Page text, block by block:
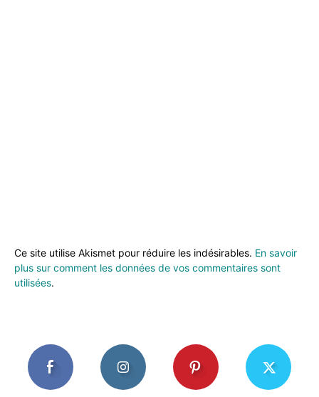
Ce site utilise Akismet pour réduire les indésirables. En savoir
plus sur comment les données de vos commentaires sont
utilisées.